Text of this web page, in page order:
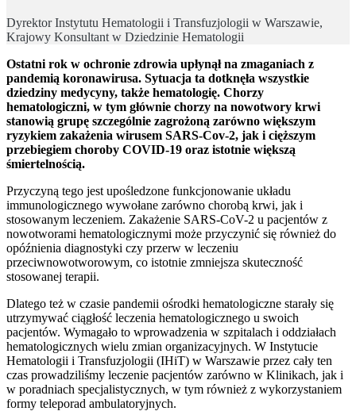
Dyrektor Instytutu Hematologii i Transfuzjologii w Warszawie,
Krajowy Konsultant w Dziedzinie Hematologii
Ostatni rok w ochronie zdrowia upłynął na zmaganiach z
pandemią koronawirusa. Sytuacja ta dotknęła wszystkie
dziedziny medycyny, także hematologię. Chorzy
hematologiczni, w tym głównie chorzy na nowotwory krwi
stanowią grupę szczególnie zagrożoną zarówno większym
ryzykiem zakażenia wirusem SARS-Cov-2, jak i cięższym
przebiegiem choroby COVID-19 oraz istotnie większą
śmiertelnością.
Przyczyną tego jest upośledzone funkcjonowanie układu
immunologicznego wywołane zarówno chorobą krwi, jak i
stosowanym leczeniem. Zakażenie SARS-CoV-2 u pacjentów z
nowotworami hematologicznymi może przyczynić się również do
opóźnienia diagnostyki czy przerw w leczeniu
przeciwnowotworowym, co istotnie zmniejsza skuteczność
stosowanej terapii.
Dlatego też w czasie pandemii ośrodki hematologiczne starały się
utrzymywać ciągłość leczenia hematologicznego u swoich
pacjentów. Wymagało to wprowadzenia w szpitalach i oddziałach
hematologicznych wielu zmian organizacyjnych. W Instytucie
Hematologii i Transfuzjologii (IHiT) w Warszawie przez cały ten
czas prowadziliśmy leczenie pacjentów zarówno w Klinikach, jak i
w poradniach specjalistycznych, w tym również z wykorzystaniem
formy teleporad ambulatoryjnych.